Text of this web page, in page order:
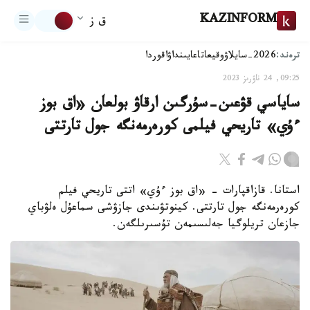
KAZINFORM ق ز
ترەند:2026-سايلاۋ وقيعاتاعايىنداۋاقوردا
09:25, 24 ناۋرىز 2023
ساياسي قۋعىن-سۇرگىن ارقاۋ بولعان «اق بوز
ءۇي» تاريحي فيلمى كورەرمەنگە جول تارتتى
استانا. قازاقپارات - «اق بوز ءۇي» اتتى تاريحي فيلم
كورەرمەنگە جول تارتتى. كينوتۋىندى جازۋشى سماعۇل ەلۋباي
جازعان تريلوگيا جەلىسىمەن تۇسىرىلگەن.